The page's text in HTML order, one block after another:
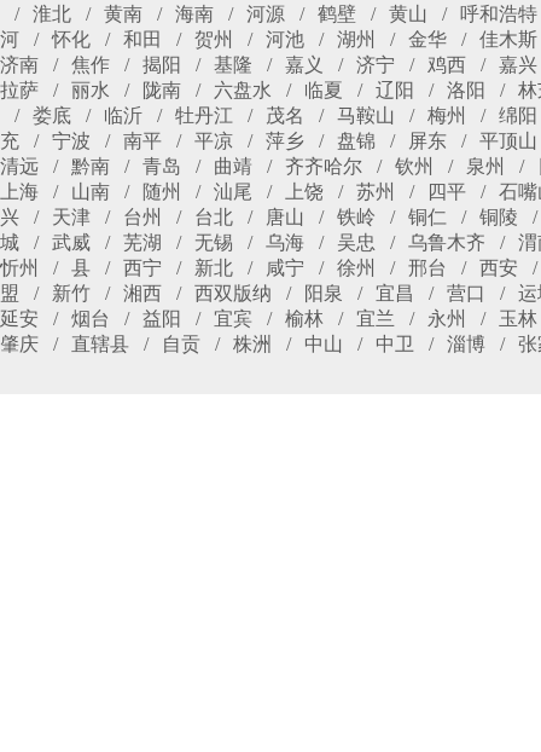
淮北
黄南 海南 河源 鹤壁 黄山
呼和浩特
河
怀化 和田 贺州 河池 湖州 金华
佳木斯
济南
焦作 揭阳 基隆 嘉义 济宁 鸡西
嘉兴
拉萨
丽水 陇南 六盘水 临夏 辽阳 洛阳
林
娄底
临沂 牡丹江 茂名 马鞍山 梅州
绵阳
充
宁波 南平 平凉 萍乡 盘锦 屏东
平顶山
清远
黔南 青岛 曲靖 齐齐哈尔 钦州 泉州
上海
山南 随州 汕尾 上饶 苏州 四平
石嘴
兴
天津 台州 台北 唐山 铁岭 铜仁
铜陵
城
武威 芜湖 无锡 乌海 吴忠 乌鲁木齐
渭
忻州
县 西宁 新北 咸宁 徐州 邢台
西安
盟
新竹 湘西 西双版纳 阳泉 宜昌 营口
运
延安
烟台 益阳 宜宾 榆林 宜兰 永州
玉林
肇庆
直辖县 自贡 株洲 中山 中卫 淄博 张